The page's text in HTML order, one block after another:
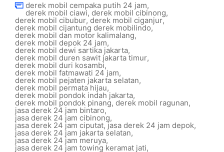
derek mobil cempaka putih 24 jam,
derek mobil ciawi, derek mobil cibinong,
derek mobil cibubur,derek mobil ciganjur,
derek mobil cijantung derek mobilindo,
derek mobil dan motor kalimalang,
derek mobil depok 24 jam,
derek mobil dewi sartika jakarta,
derek mobil duren sawit jakarta timur,
derek mobil duri kosambi,
derek mobil fatmawati 24 jam,
derek mobil pejaten jakarta selatan,
derek mobil permata hijau,
derek mobil pondok indah jakarta,
derek mobil pondok pinang, derek mobil ragunan,
jasa derek 24 jam bintaro,
jasa derek 24 jam cibinong,
jasa derek 24 jam ciputat,jasa derek 24 jam depok,
jasa derek 24 jam jakarta selatan,
jasa derek 24 jam meruya,
jasa derek 24 jam towing keramat jati,